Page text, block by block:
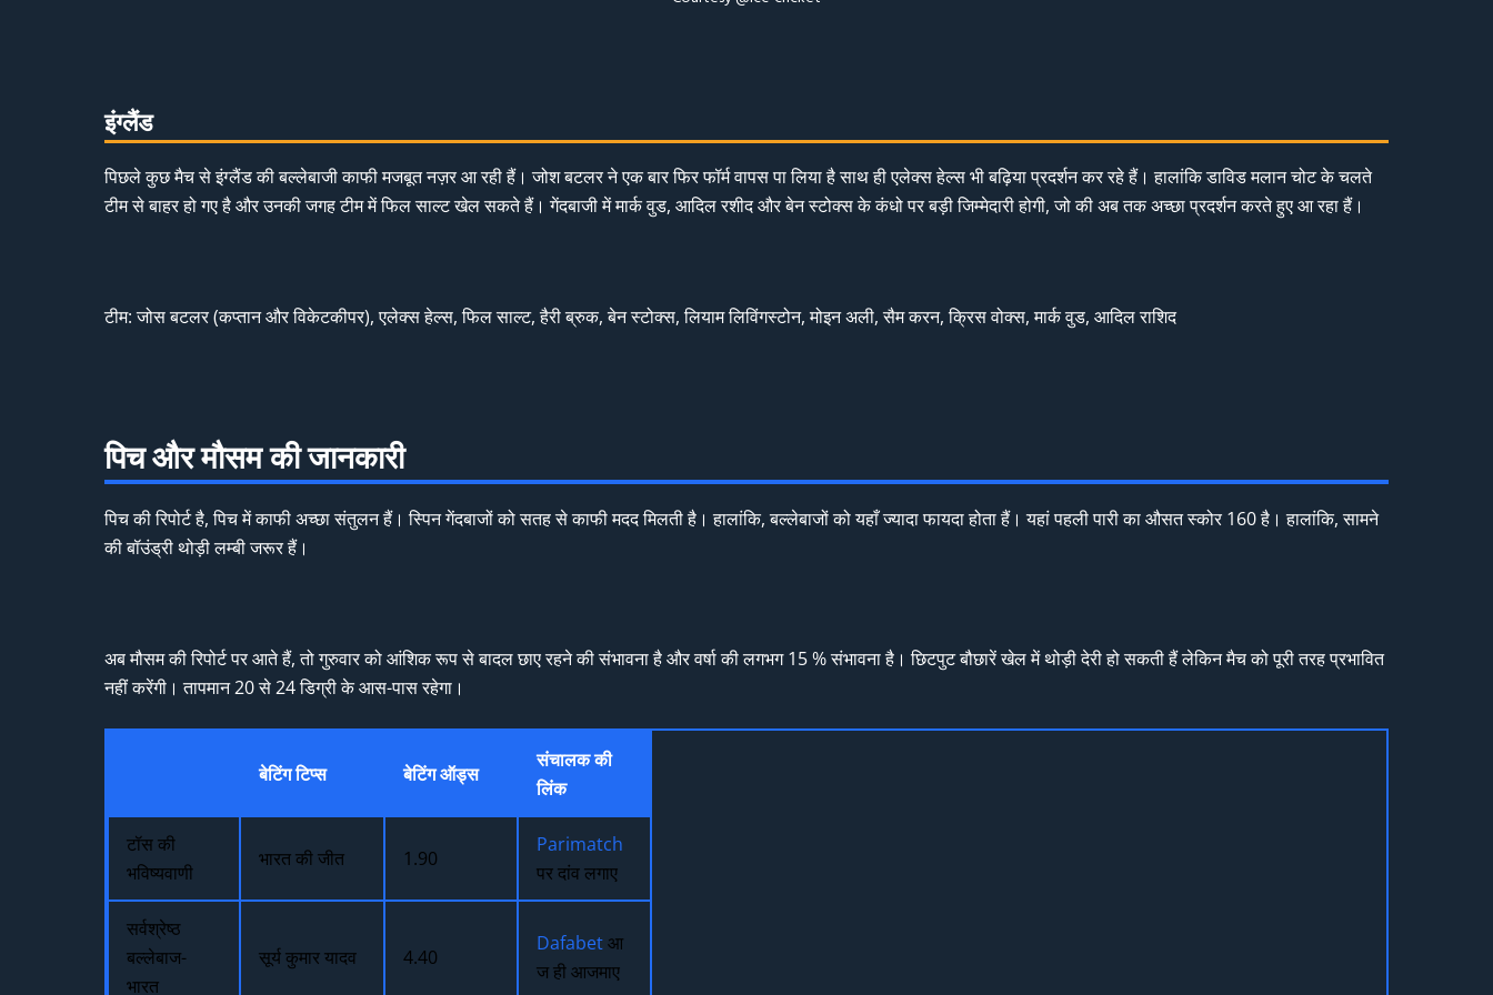
इंग्लैंड
पिछले कुछ मैच से इंग्लैंड की बल्लेबाजी काफी मजबूत नज़र आ रही हैं। जोश बटलर ने एक बार फिर फॉर्म वापस पा लिया है साथ ही एलेक्स हेल्स भी बढ़िया प्रदर्शन कर रहे हैं। हालांकि डाविड मलान चोट के चलते
टीम से बाहर हो गए है और उनकी जगह टीम में फिल साल्ट खेल सकते हैं। गेंदबाजी में मार्क वुड, आदिल रशीद और बेन स्टोक्स के कंधो पर बड़ी जिम्मेदारी होगी, जो की अब तक अच्छा प्रदर्शन करते हुए आ रहा हैं।
टीम: जोस बटलर (कप्तान और विकेटकीपर), एलेक्स हेल्स, फिल साल्ट, हैरी ब्रुक, बेन स्टोक्स, लियाम लिविंगस्टोन, मोइन अली, सैम करन, क्रिस वोक्स, मार्क वुड, आदिल राशिद
पिच और मौसम की जानकारी
पिच की रिपोर्ट है, पिच में काफी अच्छा संतुलन हैं। स्पिन गेंदबाजों को सतह से काफी मदद मिलती है। हालांकि, बल्लेबाजों को यहाँ ज्यादा फायदा होता हैं। यहां पहली पारी का औसत स्कोर 160 है। हालांकि, सामने
की बॉउंड्री थोड़ी लम्बी जरूर हैं।
अब मौसम की रिपोर्ट पर आते हैं, तो गुरुवार को आंशिक रूप से बादल छाए रहने की संभावना है और वर्षा की लगभग 15 % संभावना है। छिटपुट बौछारें खेल में थोड़ी देरी हो सकती हैं लेकिन मैच को पूरी तरह प्रभावित
नहीं करेंगी। तापमान 20 से 24 डिग्री के आस-पास रहेगा।
बेटिंग टिप्स बेटिंग ऑड्स
संचालक की
लिंक
टॉस की
भविष्यवाणी
भारत की जीत 1.90
Parimatch
पर दांव लगाए
सर्वश्रेष्ठ
बल्लेबाज-
भारत
सूर्य कुमार यादव 4.40
Dafabetआ
ज ही आजमाए